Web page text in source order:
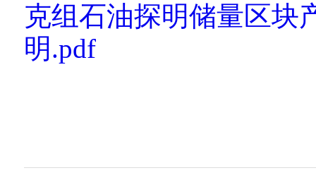
克组石油探明储量区块
明.pdf